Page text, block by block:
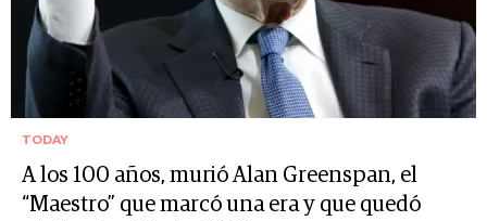
TODAY
A los 100 años, murió Alan Greenspan, el
“Maestro” que marcó una era y que quedó